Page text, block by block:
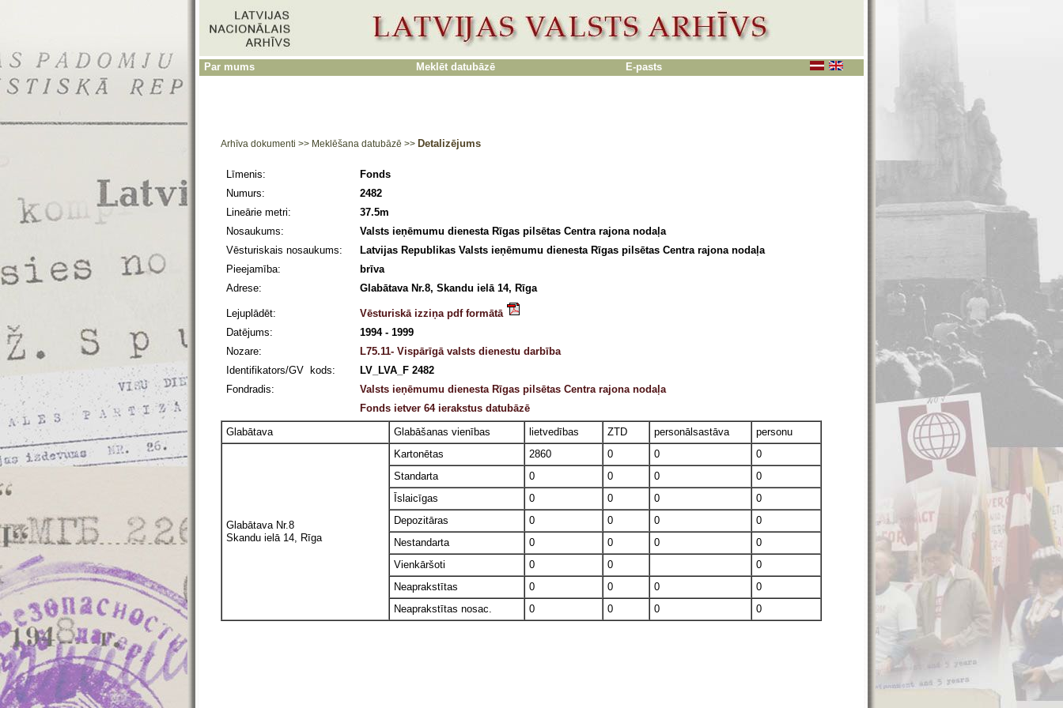
Par mums Meklēt datubāzē E-pasts
Arhīva dokumenti >> Meklēšana datubāzē >> Detalizējums
Līmenis:
Fonds
Numurs:
2482
Lineārie metri:
37.5m
Nosaukums:
Valsts ieņēmumu dienesta Rīgas pilsētas Centra rajona nodaļa
Vēsturiskais nosaukums:
Latvijas Republikas Valsts ieņēmumu dienesta Rīgas pilsētas Centra rajona nodaļa
Pieejamība:
brīva
Adrese:
Glabātava Nr.8, Skandu ielā 14, Rīga
Lejuplādēt:
Vēsturiskā izziņa pdf formātā
Datējums:
1994 - 1999
Nozare:
L75.11- Vispārīgā valsts dienestu darbība
Identifikators/GV kods:
LV_LVA_F 2482
Fondradis:
Valsts ieņēmumu dienesta Rīgas pilsētas Centra rajona nodaļa
Fonds ietver 64 ierakstus datubāzē
Glabātava
Glabāšanas vienības lietvedības ZTD personālsastāva personu
Glabātava Nr.8
Skandu ielā 14, Rīga
Kartonētas 2860 0 0
0
Standarta
0 0 0
0
Īslaicīgas
0 0 0
0
Depozitāras
0 0 0
0
Nestandarta
0 0 0
0
Vienkāršoti
0 0
0
Neaprakstītas
0 0 0
0
Neaprakstītas nosac.
0 0 0 0